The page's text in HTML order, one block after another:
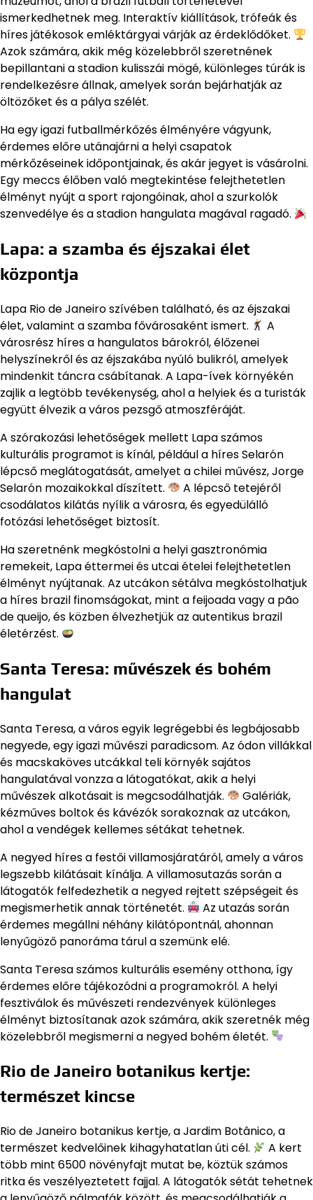
ismerkedhetnek meg. Interaktív kiállítások, trófeák és
híres játékosok emléktárgyai várják az érdeklődőket.
Azok számára, akik még közelebbről szeretnének
bepillantani a stadion kulisszái mögé, különleges túrák is
rendelkezésre állnak, amelyek során bejárhatják az
öltözőket és a pálya szélét.
Ha egy igazi futballmérkőzés élményére vágyunk,
érdemes előre utánajárni a helyi csapatok
mérkőzéseinek időpontjainak, és akár jegyet is vásárolni.
Egy meccs élőben való megtekintése felejthetetlen
élményt nyújt a sport rajongóinak, ahol a szurkolók
szenvedélye és a stadion hangulata magával ragadó.
Lapa: a szamba és éjszakai élet
központja
Lapa Rio de Janeiro szívében található, és az éjszakai
élet, valamint a szamba fővárosaként ismert.
A
városrész híres a hangulatos bárokról, élőzenei
helyszínekről és az éjszakába nyúló bulikról, amelyek
mindenkit táncra csábítanak. A Lapa-ívek környékén
zajlik a legtöbb tevékenység, ahol a helyiek és a turisták
együtt élvezik a város pezsgő atmoszféráját.
A szórakozási lehetőségek mellett Lapa számos
kulturális programot is kínál, például a híres Selarón
lépcső meglátogatását, amelyet a chilei művész, Jorge
Selarón mozaikokkal díszített.
A lépcső tetejéről
csodálatos kilátás nyílik a városra, és egyedülálló
fotózási lehetőséget biztosít.
Ha szeretnénk megkóstolni a helyi gasztronómia
remekeit, Lapa éttermei és utcai ételei felejthetetlen
élményt nyújtanak. Az utcákon sétálva megkóstolhatjuk
a híres brazil finomságokat, mint a feijoada vagy a pão
de queijo, és közben élvezhetjük az autentikus brazil
életérzést.
Santa Teresa: művészek és bohém
hangulat
Santa Teresa, a város egyik legrégebbi és legbájosabb
negyede, egy igazi művészi paradicsom. Az ódon villákkal
és macskaköves utcákkal teli környék sajátos
hangulatával vonzza a látogatókat, akik a helyi
művészek alkotásait is megcsodálhatják.
Galériák,
kézműves boltok és kávézók sorakoznak az utcákon,
ahol a vendégek kellemes sétákat tehetnek.
A negyed híres a festői villamosjáratáról, amely a város
legszebb kilátásait kínálja. A villamosutazás során a
látogatók felfedezhetik a negyed rejtett szépségeit és
megismerhetik annak történetét.
Az utazás során
érdemes megállni néhány kilátópontnál, ahonnan
lenyűgöző panoráma tárul a szemünk elé.
Santa Teresa számos kulturális esemény otthona, így
érdemes előre tájékozódni a programokról. A helyi
fesztiválok és művészeti rendezvények különleges
élményt biztosítanak azok számára, akik szeretnék még
közelebbről megismerni a negyed bohém életét.
Rio de Janeiro botanikus kertje:
természet kincse
Rio de Janeiro botanikus kertje, a Jardim Botânico, a
természet kedvelőinek kihagyhatatlan úti cél.
A kert
több mint 6500 növényfajt mutat be, köztük számos
ritka és veszélyeztetett fajjal. A látogatók sétát tehetnek